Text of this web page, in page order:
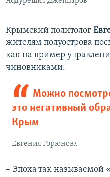
Крымский политолог
жителям полуострова
как на пример
чиновниками.
Можно
это негативный
Крым
Евгения Горюнова
– Эпоха так называемой